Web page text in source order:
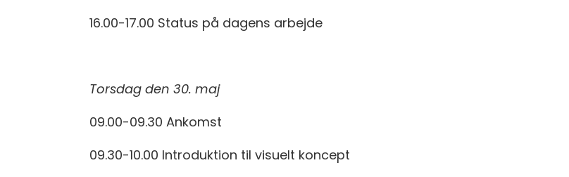
16.00-17.00 Status på dagens arbejde
Torsdag den 30. maj
09.00-09.30 Ankomst
09.30-10.00 Introduktion til visuelt koncept